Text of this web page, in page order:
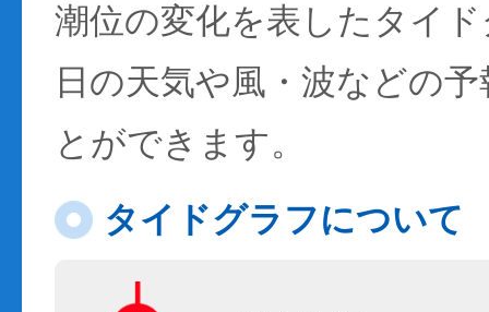
潮位の変化を表したタイ
日の天気や風・波などの
とができます。
タイドグラフについて